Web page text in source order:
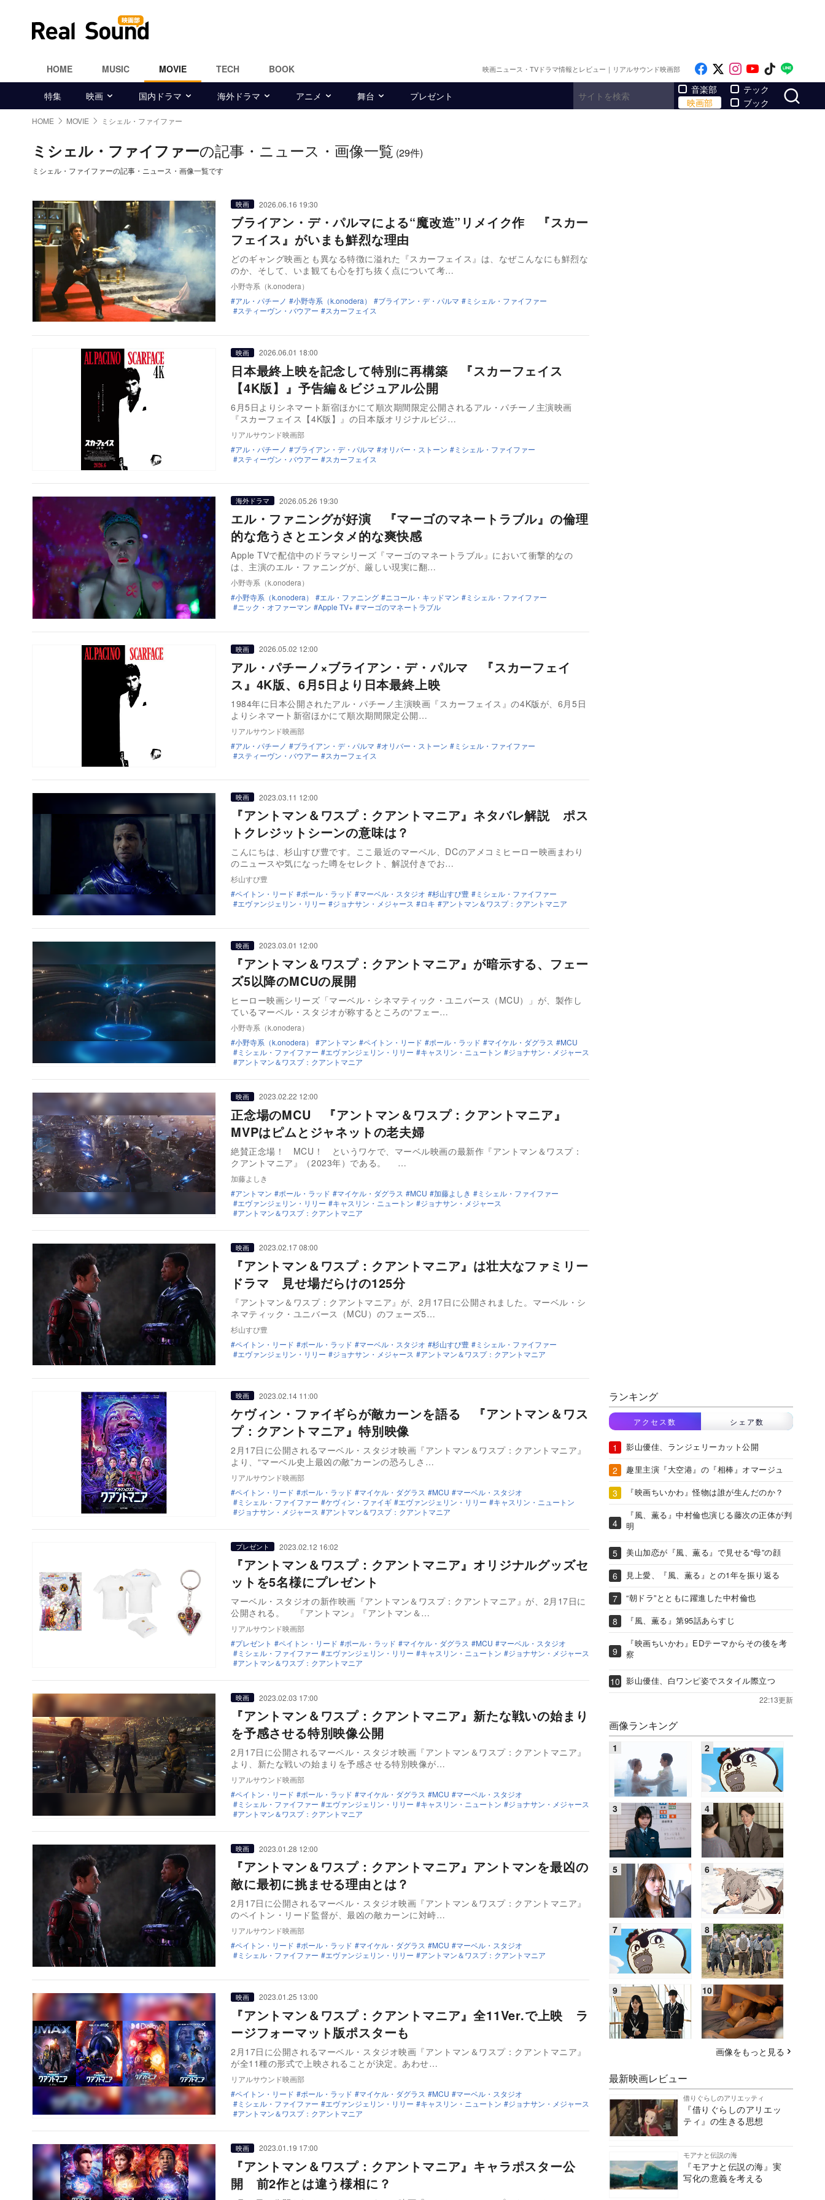
HOME MUSIC MOVIE TECH BOOK 映画ニュース・TVドラマ情報とレビュー｜リアルサウンド映画部 Like on Facebook
Follow on x
Follow on
Follow on
Follow
特集 映画 国内ドラマ 海外ドラマ アニメ 舞台 プレゼント
音楽部
映画部
テック
ブック
HOME MOVIE ミシェル・ファイファー
ミシェル・ファイファーの記事・ニュース・画像一覧 (29件)
ミシェル・ファイファーの記事・ニュース・画像一覧です
映画 2026.06.16 19:30
ブライアン・デ・パルマによる“魔改造”リメイク作 『スカー
フェイス』がいまも鮮烈な理由
どのギャング映画とも異なる特徴に溢れた『スカーフェイス』は、なぜこんなにも鮮烈な
のか、そして、いま観ても心を打ち抜く点について考…
小野寺系（k.onodera）
アル・パチーノ
小野寺系（k.onodera） ブライアン・デ・パルマ
ミシェル・ファイファー
スティーヴン・バウアー
スカーフェイス
映画 2026.06.01 18:00
日本最終上映を記念して特別に再構築 『スカーフェイス
【4K版】』予告編＆ビジュアル公開
6月5日よりシネマート新宿ほかにて順次期間限定公開されるアル・パチーノ主演映画
『スカーフェイス【4K版】』の日本版オリジナルビジ…
リアルサウンド映画部
アル・パチーノ
ブライアン・デ・パルマ オリバー・ストーン
ミシェル・ファイファー
スティーヴン・バウアー
スカーフェイス
海外ドラマ 2026.05.26 19:30
エル・ファニングが好演 『マーゴのマネートラブル』の倫理
的な危うさとエンタメ的な爽快感
Apple TVで配信中のドラマシリーズ『マーゴのマネートラブル』において衝撃的なの
は、主演のエル・ファニングが、厳しい現実に翻…
小野寺系（k.onodera）
小野寺系（k.onodera）
エル・ファニング ニコール・キッドマン
ミシェル・ファイファー
ニック・オファーマン
Apple TV+ マーゴのマネートラブル
映画 2026.05.02 12:00
アル・パチーノ×ブライアン・デ・パルマ 『スカーフェイ
ス』4K版、6月5日より日本最終上映
1984年に日本公開されたアル・パチーノ主演映画『スカーフェイス』の4K版が、6月5日
よりシネマート新宿ほかにて順次期間限定公開…
リアルサウンド映画部
アル・パチーノ
ブライアン・デ・パルマ オリバー・ストーン
ミシェル・ファイファー
スティーヴン・バウアー
スカーフェイス
映画 2023.03.11 12:00
『アントマン＆ワスプ：クアントマニア』ネタバレ解説 ポス
トクレジットシーンの意味は？
こんにちは、杉山すぴ豊です。ここ最近のマーベル、DCのアメコミヒーロー映画まわり
のニュースや気になった噂をセレクト、解説付きでお…
杉山すぴ豊
ペイトン・リード
ポール・ラッド マーベル・スタジオ 杉山すぴ豊
ミシェル・ファイファー
エヴァンジェリン・リリー
ジョナサン・メジャース ロキ アントマン＆ワスプ：クアントマニア
映画 2023.03.01 12:00
『アントマン＆ワスプ：クアントマニア』が暗示する、フェー
ズ5以降のMCUの展開
ヒーロー映画シリーズ「マーベル・シネマティック・ユニバース（MCU）」が、製作し
ているマーベル・スタジオが称するところの“フェー…
小野寺系（k.onodera）
小野寺系（k.onodera）
アントマン ペイトン・リード ポール・ラッド マイケル・ダグラス
MCU
ミシェル・ファイファー
エヴァンジェリン・リリー キャスリン・ニュートン
ジョナサン・メジャース
アントマン＆ワスプ：クアントマニア
映画 2023.02.22 12:00
正念場のMCU 『アントマン＆ワスプ：クアントマニア』
MVPはピムとジャネットの老夫婦
絶賛正念場！ MCU！ というワケで、マーベル映画の最新作『アントマン＆ワスプ：
クアントマニア』（2023年）である。 …
加藤よしき
アントマン
ポール・ラッド マイケル・ダグラス MCU 加藤よしき
ミシェル・ファイファー
エヴァンジェリン・リリー
キャスリン・ニュートン
ジョナサン・メジャース
アントマン＆ワスプ：クアントマニア
映画 2023.02.17 08:00
『アントマン＆ワスプ：クアントマニア』は壮大なファミリー
ドラマ 見せ場だらけの125分
『アントマン＆ワスプ：クアントマニア』が、2月17日に公開されました。マーベル・シ
ネマティック・ユニバース（MCU）のフェーズ5…
杉山すぴ豊
ペイトン・リード
ポール・ラッド マーベル・スタジオ 杉山すぴ豊
ミシェル・ファイファー
エヴァンジェリン・リリー
ジョナサン・メジャース アントマン＆ワスプ：クアントマニア
映画 2023.02.14 11:00
ケヴィン・ファイギらが敵カーンを語る 『アントマン＆ワス
プ：クアントマニア』特別映像
2月17日に公開されるマーベル・スタジオ映画『アントマン＆ワスプ：クアントマニア』
より、“マーベル史上最凶の敵”カーンの恐ろしさ…
リアルサウンド映画部
ペイトン・リード
ポール・ラッド マイケル・ダグラス MCU
マーベル・スタジオ
ミシェル・ファイファー
ケヴィン・ファイギ エヴァンジェリン・リリー
キャスリン・ニュートン
ジョナサン・メジャース
アントマン＆ワスプ：クアントマニア
プレゼント 2023.02.12 16:02
『アントマン＆ワスプ：クアントマニア』オリジナルグッズセ
ットを5名様にプレゼント
マーベル・スタジオの新作映画『アントマン＆ワスプ：クアントマニア』が、2月17日に
公開される。 『アントマン』『アントマン＆…
リアルサウンド映画部
プレゼント
ペイトン・リード ポール・ラッド マイケル・ダグラス MCU
マーベル・スタジオ
ミシェル・ファイファー
エヴァンジェリン・リリー キャスリン・ニュートン
ジョナサン・メジャース
アントマン＆ワスプ：クアントマニア
映画 2023.02.03 17:00
『アントマン＆ワスプ：クアントマニア』新たな戦いの始まり
を予感させる特別映像公開
2月17日に公開されるマーベル・スタジオ映画『アントマン＆ワスプ：クアントマニア』
より、新たな戦いの始まりを予感させる特別映像が…
リアルサウンド映画部
ペイトン・リード
ポール・ラッド マイケル・ダグラス MCU
マーベル・スタジオ
ミシェル・ファイファー
エヴァンジェリン・リリー キャスリン・ニュートン
ジョナサン・メジャース
アントマン＆ワスプ：クアントマニア
映画 2023.01.28 12:00
『アントマン＆ワスプ：クアントマニア』アントマンを最凶の
敵に最初に挑ませる理由とは？
2月17日に公開されるマーベル・スタジオ映画『アントマン＆ワスプ：クアントマニア』
のペイトン・リード監督が、最凶の敵カーンに対峙…
リアルサウンド映画部
ペイトン・リード
ポール・ラッド マイケル・ダグラス MCU
マーベル・スタジオ
ミシェル・ファイファー
エヴァンジェリン・リリー アントマン＆ワスプ：クアントマニア
映画 2023.01.25 13:00
『アントマン＆ワスプ：クアントマニア』全11Ver.で上映 ラ
ージフォーマット版ポスターも
2月17日に公開されるマーベル・スタジオ映画『アントマン＆ワスプ：クアントマニア』
が全11種の形式で上映されることが決定。あわせ…
リアルサウンド映画部
ペイトン・リード
ポール・ラッド マイケル・ダグラス MCU
マーベル・スタジオ
ミシェル・ファイファー
エヴァンジェリン・リリー キャスリン・ニュートン
ジョナサン・メジャース
アントマン＆ワスプ：クアントマニア
映画 2023.01.19 17:00
『アントマン＆ワスプ：クアントマニア』キャラポスター公
開 前2作とは違う様相に？
ランキング
アクセス数 シェア数
影山優佳、ランジェリーカット公開
趣里主演『大空港』の『相棒』オマージュ
『映画ちいかわ』怪物は誰が生んだのか？
『風、薫る』中村倫也演じる藤次の正体が判
明
美山加恋が『風、薫る』で見せる“母”の顔
見上愛、『風、薫る』との1年を振り返る
“朝ドラ”とともに躍進した中村倫也
『風、薫る』第95話あらすじ
『映画ちいかわ』EDテーマからその後を考
察
影山優佳、白ワンピ姿でスタイル際立つ
22:13更新
画像ランキング
画像をもっと見る
最新映画レビュー
借りぐらしのアリエッティ
『借りぐらしのアリエッ
ティ』の生きる思想
モアナと伝説の海
『モアナと伝説の海』実
写化の意義を考える